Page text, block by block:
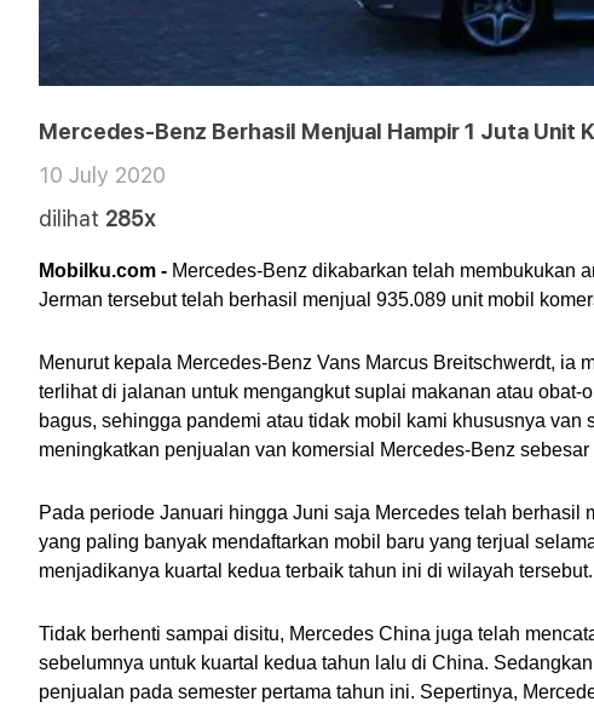
Mercedes-Benz Berhasil Menjual Hampir 1 Juta Unit
10 July 2020
dilihat 285x
Mobilku.com - Mercedes-Benz dikabarkan telah membukukan
Jerman tersebut telah berhasil menjual 935.089 unit mobil
Menurut kepala Mercedes-Benz Vans Marcus Breitschwerdt,
terlihat di jalanan untuk mengangkut suplai makanan atau
bagus, sehingga pandemi atau tidak mobil kami khususnya
meningkatkan penjualan van komersial Mercedes-Benz sebesar
Pada periode Januari hingga Juni saja Mercedes telah berhasil
yang paling banyak mendaftarkan mobil baru yang terjual
menjadikanya kuartal kedua terbaik tahun ini di wilayah tersebut.
Tidak berhenti sampai disitu, Mercedes China juga telah
sebelumnya untuk kuartal kedua tahun lalu di China.
penjualan pada semester pertama tahun ini. Sepertinya,